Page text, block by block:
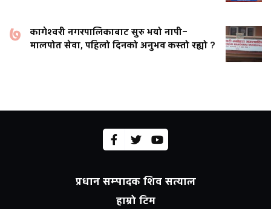
७
कागेश्वरी नगरपालिकाबाट सुरु भयो नापी–
मालपोत सेवा, पहिलो दिनको अनुभव कस्तो रह्यो ?
प्रधान सम्पादक शिव सत्याल
हाम्रो टिम